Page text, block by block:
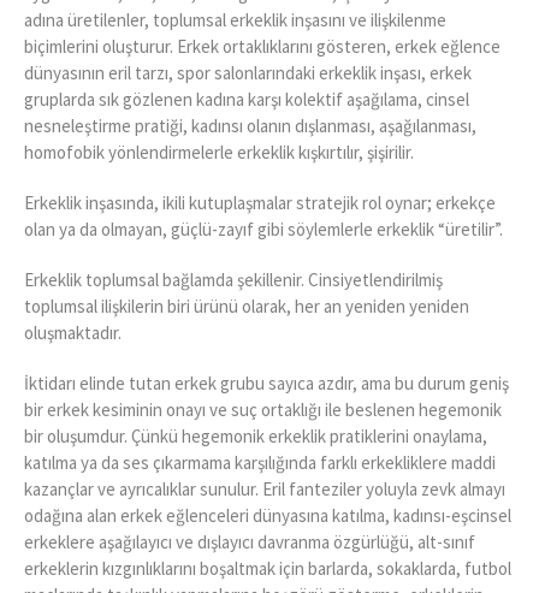
adına üretilenler, toplumsal erkeklik inşasını ve ilişkilenme
biçimlerini oluşturur. Erkek ortaklıklarını gösteren, erkek eğlence
dünyasının eril tarzı, spor salonlarındaki erkeklik inşası, erkek
gruplarda sık gözlenen kadına karşı kolektif aşağılama, cinsel
nesneleştirme pratiği, kadınsı olanın dışlanması, aşağılanması,
homofobik yönlendirmelerle erkeklik kışkırtılır, şişirilir.
Erkeklik inşasında, ikili kutuplaşmalar stratejik rol oynar; erkekçe
olan ya da olmayan, güçlü-zayıf gibi söylemlerle erkeklik “üretilir”.
Erkeklik toplumsal bağlamda şekillenir. Cinsiyetlendirilmiş
toplumsal ilişkilerin biri ürünü olarak, her an yeniden yeniden
oluşmaktadır.
İktidarı elinde tutan erkek grubu sayıca azdır, ama bu durum geniş
bir erkek kesiminin onayı ve suç ortaklığı ile beslenen hegemonik
bir oluşumdur. Çünkü hegemonik erkeklik pratiklerini onaylama,
katılma ya da ses çıkarmama karşılığında farklı erkekliklere maddi
kazançlar ve ayrıcalıklar sunulur. Eril fanteziler yoluyla zevk almayı
odağına alan erkek eğlenceleri dünyasına katılma, kadınsı-eşcinsel
erkeklere aşağılayıcı ve dışlayıcı davranma özgürlüğü, alt-sınıf
erkeklerin kızgınlıklarını boşaltmak için barlarda, sokaklarda, futbol